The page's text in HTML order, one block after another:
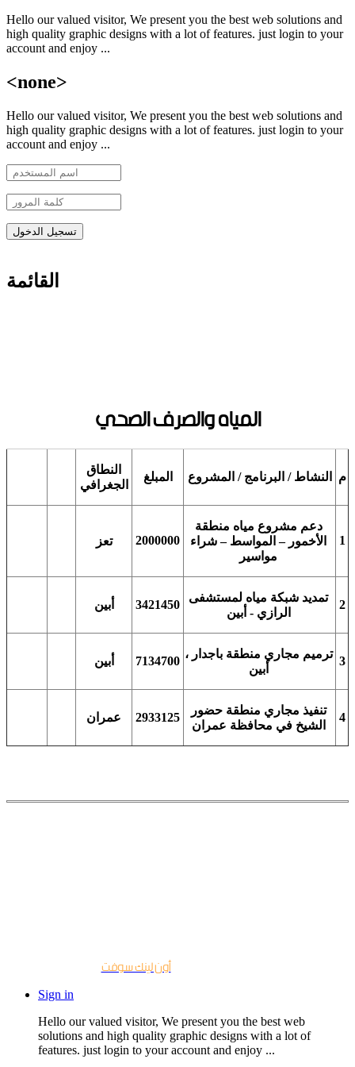
تجاوز إلى المحتوى الرئيسي
Hello our valued visitor, We present you the best web solutions and
high quality graphic designs with a lot of features. just login to your
account and enjoy ...
<none>
Hello our valued visitor, We present you the best web solutions and
high quality graphic designs with a lot of features. just login to your
account and enjoy ...
القائمة
المياه والصرف الصحي
م النشاط / البرنامج / المشروع المبلغ
النطاق
الجغرافي
1
دعم مشروع مياه منطقة
الأخمور – المواسط – شراء
مواسير
2000000 تعز
2
تمديد شبكة مياه لمستشفى
الرازي - أبين
3421450 أبين
3
ترميم مجاري منطقة باجدار ،
أبين
7134700 أبين
4
تنفيذ مجاري منطقة حضور
الشيخ في محافظة عمران
2933125 عمران
أون لينك سوفت
Sign in
Hello our valued visitor, We present you the best web
solutions and high quality graphic designs with a lot of
features. just login to your account and enjoy ...